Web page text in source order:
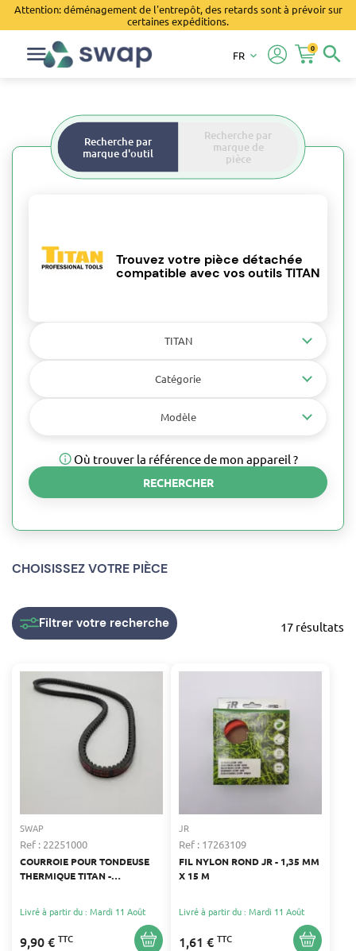
Attention: déménagement de l'entrepôt, des retards sont à prévoir sur
certaines expéditions.
search
0
FR keyboard_arrow_down
Recherche par
marque d'outil
Recherche par
marque de
pièce
Trouvez votre pièce détachée
compatible avec vos outils TITAN
TITAN
Catégorie
Modèle
Où trouver la référence de mon appareil ?
RECHERCHER
CHOISISSEZ VOTRE PIÈCE
17 résultats
Filtrer votre recherche
SWAP
Ref : 22251000
COURROIE POUR TONDEUSE
THERMIQUE TITAN -
Livré à partir du : Mardi 11 Août
9,90 € TTC
JR
Ref : 17263109
FIL NYLON ROND JR - 1,35 MM
X 15 M
Livré à partir du : Mardi 11 Août
1,61 € TTC